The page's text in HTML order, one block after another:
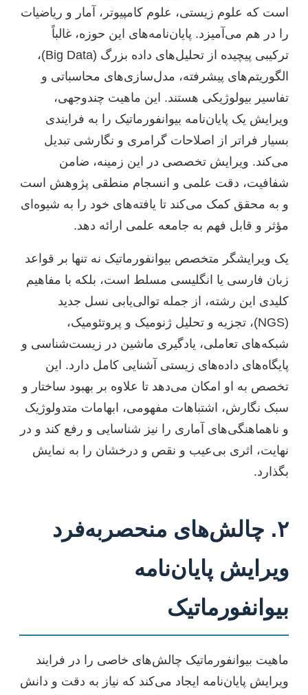
است که علوم زیستی، علوم کامپیوتر، آمار و ریاضیات
را در هم می‌آمیزد. پایان‌نامه‌های این حوزه، غالباً
ترکیبی پیچیده از تحلیل‌های داده بزرگ (Big Data)،
الگوریتم‌های پیشرفته، مدل‌سازی‌های محاسباتی و
تفاسیر بیولوژیکی هستند. این ماهیت چندوجهی،
ویرایش یک پایان‌نامه بیوانفورماتیک را به فرایندی
بسیار فراتر از اصلاحات گرامری و نگارشی تبدیل
می‌کند. ویرایش تخصصی در این زمینه، ضامن
شفافیت، دقت علمی و انسجام منطقی پژوهش است
و به محقق کمک می‌کند تا یافته‌های خود را به شیوه‌ای
مؤثر و قابل فهم به جامعه علمی ارائه دهد.
یک ویرایشگر متخصص بیوانفورماتیک نه تنها بر قواعد
زبان فارسی یا انگلیسی مسلط است، بلکه با مفاهیم
کلیدی این رشته، از جمله توالی‌یابی نسل جدید
(NGS)، تجزیه و تحلیل ژنومیک و پروتئومیک،
شبکه‌های تعاملی، یادگیری ماشین در زیست‌شناسی و
پایگاه‌های داده‌های زیستی آشنایی کامل دارد. این
تخصص به او امکان می‌دهد تا علاوه بر بهبود ساختار و
سبک نگارش، اشتباهات مفهومی، ابهامات متدولوژیک
و ناهماهنگی‌های آماری را نیز شناسایی و رفع کند و در
نهایت، اثری بی‌عیب و نقص و درخشان را به نمایش
بگذارد.
۲. چالش‌های منحصربه‌فرد
ویرایش پایان‌نامه
بیوانفورماتیک
ماهیت بیوانفورماتیک چالش‌های خاصی را در فرایند
ویرایش پایان‌نامه ایجاد می‌کند که نیاز به دقت و دانش